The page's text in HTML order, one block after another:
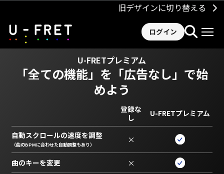
旧デザインに切り替える
ログイン
U-FRETプレミアム
「全ての機能」を 「広告なし」で始
めよう
登録な
し
U-FRETプレミアム
自動スクロールの速度を調整
（曲のBPMに合わせた自動調整もあり） ×
曲のキーを変更 ×